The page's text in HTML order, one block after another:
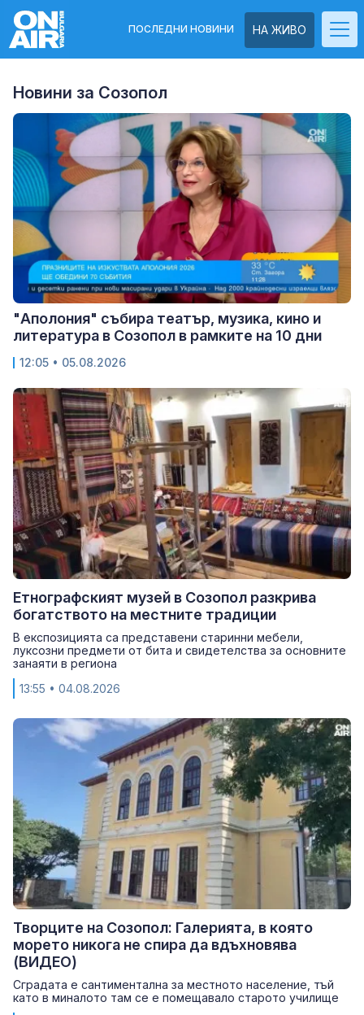
НА ЖИВО
ПОСЛЕДНИ НОВИНИ
Новини за Созопол
"Аполония" събира театър, музика, кино и
литература в Созопол в рамките на 10 дни
12:05 • 05.08.2026
Етнографският музей в Созопол разкрива
богатството на местните традиции
В експозицията са представени старинни мебели,
луксозни предмети от бита и свидетелства за основните
занаяти в региона
13:55 • 04.08.2026
Творците на Созопол: Галерията, в която
морето никога не спира да вдъхновява
(ВИДЕО)
Сградата е сантиментална за местното население, тъй
като в миналото там се е помещавало старото училище